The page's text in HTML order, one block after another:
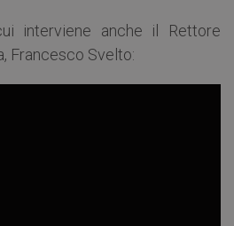
interviene anche il Rettore
Francesco Svelto: